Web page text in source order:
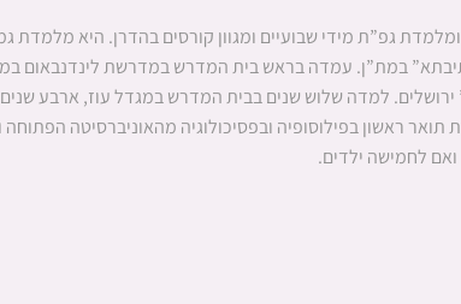
גפ”ת מידי שבועיים ומגוון קורסים בהדרן. היא מלמדת
במת”ן. עמדה בראש בית המדרש במדרשת לינדנבאום
למדה שלוש שנים בבית המדרש במגדל עוז, ארבע
ראשון בפילוסופיה ובפסיכולוגיה מהאוניברסיטה הפתוחה
לחמישה ילדים.